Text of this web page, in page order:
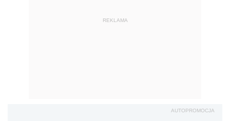
REKLAMA
AUTOPROMOCJA